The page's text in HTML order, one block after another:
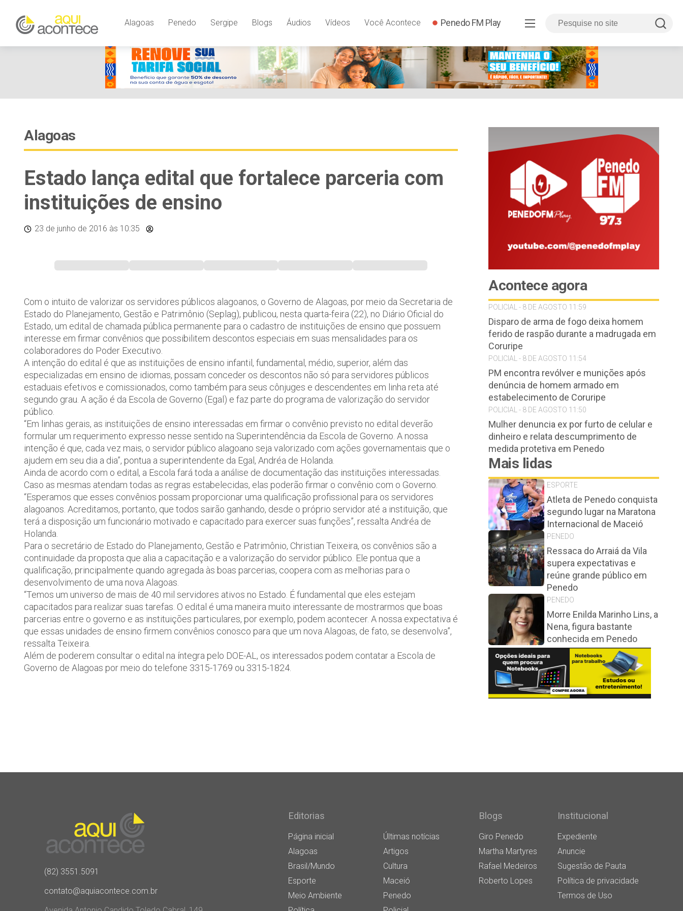
Alagoas Penedo Sergipe Blogs Áudios Vídeos Você Acontece Penedo FM Play
Alagoas
Estado lança edital que fortalece parceria com
instituições de ensino
23 de junho de 2016 às 10:35
Com o intuito de valorizar os servidores públicos alagoanos, o Governo de Alagoas, por meio da Secretaria de
Estado do Planejamento, Gestão e Patrimônio (Seplag), publicou, nesta quarta-feira (22), no Diário Oficial do
Estado, um edital de chamada pública permanente para o cadastro de instituições de ensino que possuem
interesse em firmar convênios que possibilitem descontos especiais em suas mensalidades para os
colaboradores do Poder Executivo.
A intenção do edital é que as instituições de ensino infantil, fundamental, médio, superior, além das
especializadas em ensino de idiomas, possam conceder os descontos não só para servidores públicos
estaduais efetivos e comissionados, como também para seus cônjuges e descendentes em linha reta até
segundo grau. A ação é da Escola de Governo (Egal) e faz parte do programa de valorização do servidor
público.
“Em linhas gerais, as instituições de ensino interessadas em firmar o convênio previsto no edital deverão
formular um requerimento expresso nesse sentido na Superintendência da Escola de Governo. A nossa
intenção é que, cada vez mais, o servidor público alagoano seja valorizado com ações governamentais que o
ajudem em seu dia a dia”, pontua a superintendente da Egal, Andréa de Holanda.
Ainda de acordo com o edital, a Escola fará toda a análise de documentação das instituições interessadas.
Caso as mesmas atendam todas as regras estabelecidas, elas poderão firmar o convênio com o Governo.
“Esperamos que esses convênios possam proporcionar uma qualificação profissional para os servidores
alagoanos. Acreditamos, portanto, que todos sairão ganhando, desde o próprio servidor até a instituição, que
terá a disposição um funcionário motivado e capacitado para exercer suas funções”, ressalta Andréa de
Holanda.
Para o secretário de Estado do Planejamento, Gestão e Patrimônio, Christian Teixeira, os convênios são a
continuidade da proposta que alia a capacitação e a valorização do servidor público. Ele pontua que a
qualificação, principalmente quando agregada às boas parcerias, coopera com as melhorias para o
desenvolvimento de uma nova Alagoas.
“Temos um universo de mais de 40 mil servidores ativos no Estado. É fundamental que eles estejam
capacitados para realizar suas tarefas. O edital é uma maneira muito interessante de mostrarmos que boas
parcerias entre o governo e as instituições particulares, por exemplo, podem acontecer. A nossa expectativa é
que essas unidades de ensino firmem convênios conosco para que um nova Alagoas, de fato, se desenvolva”,
ressalta Teixeira.
Além de poderem consultar o edital na íntegra pelo DOE-AL, os interessados podem contatar a Escola de
Governo de Alagoas por meio do telefone 3315-1769 ou 3315-1824.
Acontece agora
POLICIAL - 8 DE AGOSTO 11:59
Disparo de arma de fogo deixa homem
ferido de raspão durante a madrugada em
Coruripe
POLICIAL - 8 DE AGOSTO 11:54
PM encontra revólver e munições após
denúncia de homem armado em
estabelecimento de Coruripe
POLICIAL - 8 DE AGOSTO 11:50
Mulher denuncia ex por furto de celular e
dinheiro e relata descumprimento de
medida protetiva em Penedo
Mais lidas
ESPORTE
Atleta de Penedo conquista
segundo lugar na Maratona
Internacional de Maceió
PENEDO
Ressaca do Arraiá da Vila
supera expectativas e
reúne grande público em
Penedo
PENEDO
Morre Enilda Marinho Lins, a
Nena, figura bastante
conhecida em Penedo
(82) 3551.5091
contato@aquiacontece.com.br
Editorias
Página inicial
Últimas notícias
Alagoas
Artigos
Brasil/Mundo
Cultura
Esporte
Maceió
Meio Ambiente
Penedo
Blogs
Giro Penedo
Martha Martyres
Rafael Medeiros
Roberto Lopes
Institucional
Expediente
Anuncie
Sugestão de Pauta
Política de privacidade
Termos de Uso